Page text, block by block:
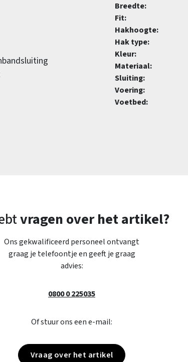
Breedte:
Fit:
Hakhoogte:
Hak type:
Kleur:
Materiaal:
Sluiting:
Voering:
Voetbed:
vragen over het artikel?
Ons gekwalificeerd personeel ontvangt
graag je telefoontje en geeft je graag
advies:
0800 0 225035
Of stuur ons een e-mail:
Vraag over het artikel